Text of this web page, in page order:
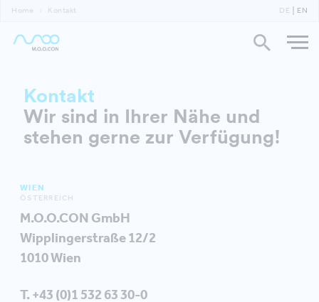
Home Kontakt DE EN
Kontakt
Wir sind in Ihrer Nähe und
stehen gerne zur Verfügung!
WIEN
ÖSTERREICH
M.O.O.CON GmbH
Wipplingerstraße 12/2
1010 Wien
T. +43 (0)1 532 63 30-0